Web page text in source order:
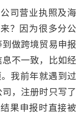
司营业执照及海
？因为很多分公
做跨境贸易申报
不一致，比如经
我前年就遇到过
，注册时只写了
果申报时直接被